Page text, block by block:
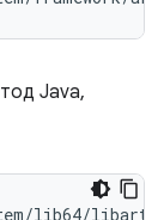
Java,
lib64/